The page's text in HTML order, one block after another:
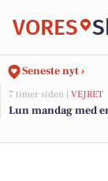
VORES
Seneste nyt ›
7 timer siden | VEJRET
Lun mandag med